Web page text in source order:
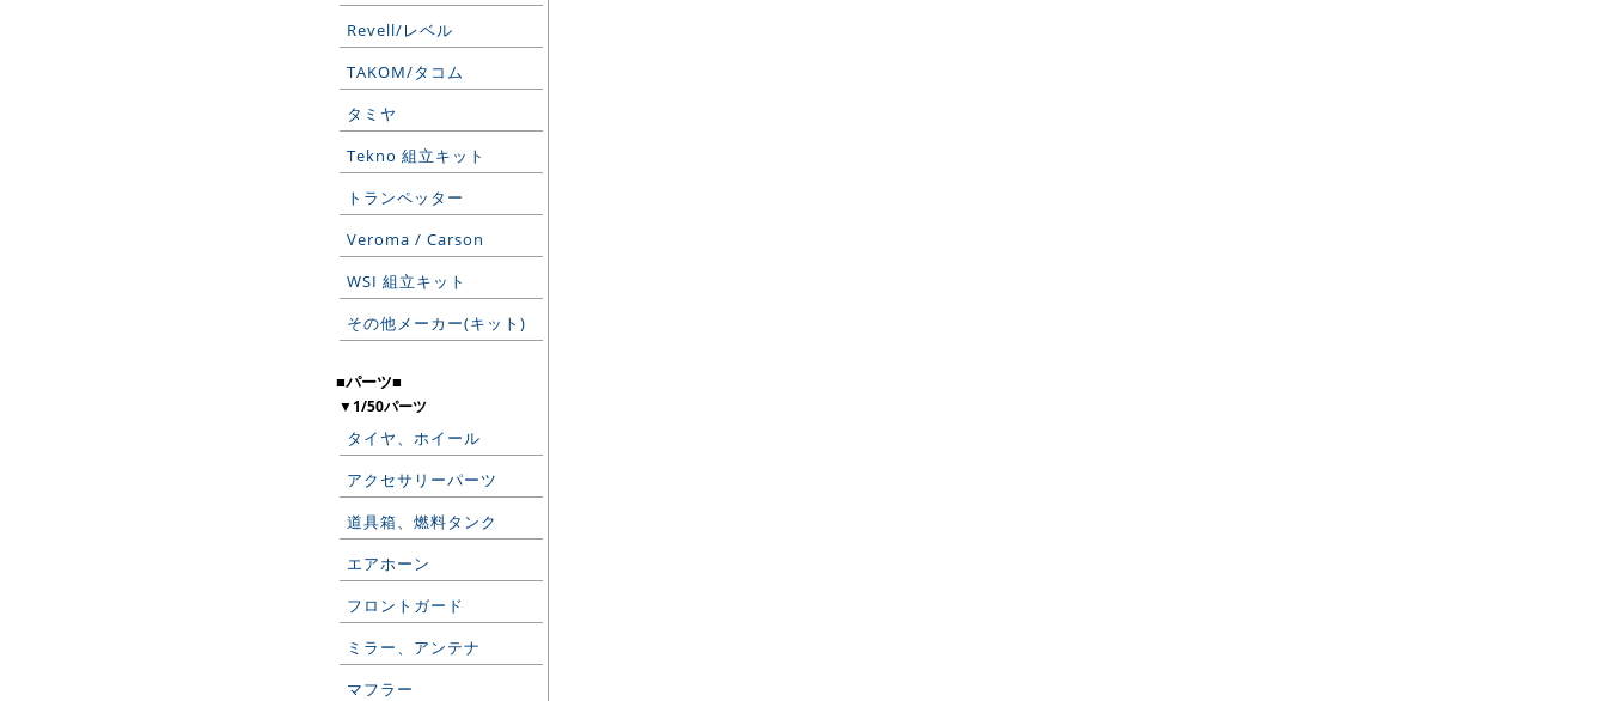
Revell/レベル
TAKOM/タコム
タミヤ
Tekno 組立キット
トランペッター
Veroma / Carson
WSI 組立キット
その他メーカー(キット)
■パーツ■
▼1/50パーツ
タイヤ、ホイール
アクセサリーパーツ
道具箱、燃料タンク
エアホーン
フロントガード
ミラー、アンテナ
マフラー